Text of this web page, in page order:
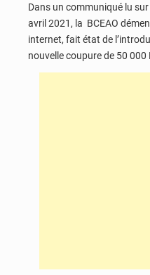
Dans un communiqué lu
avril 2021, la BCEAO
internet, fait état de
nouvelle coupure de 50 000